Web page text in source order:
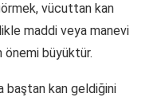
vücuttan kan
maddi veya manevi
önemi büyüktür.
baştan kan geldiğini